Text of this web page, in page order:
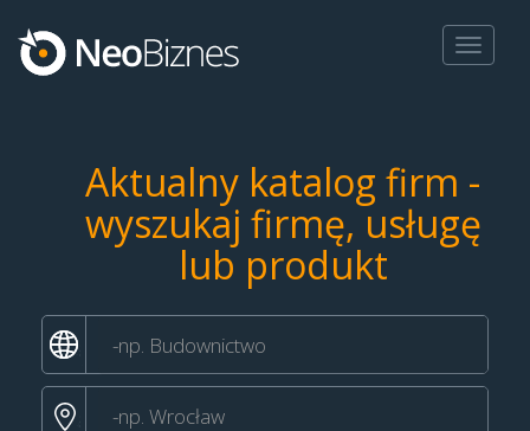
Toggle
Aktualny katalog firm -
wyszukaj firmę, usługę
lub produkt